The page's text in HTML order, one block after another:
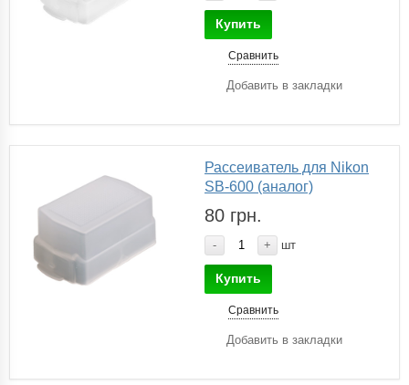
Купить
Сравнить
Добавить в закладки
Рассеиватель для Nikon
SB-600 (аналог)
80 грн.
- + шт
Купить
Сравнить
Добавить в закладки